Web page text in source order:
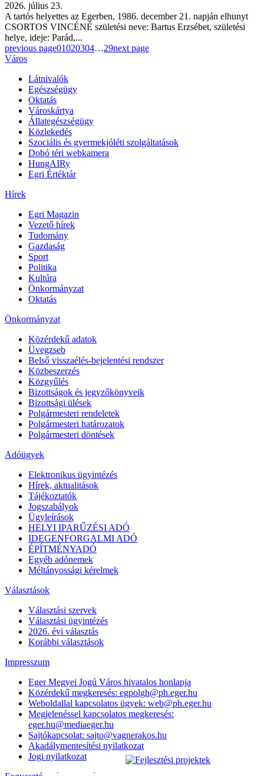
2026. július 23.
A tartós helyettes az Egerben, 1986. december 21. napján elhunyt
CSORTOS VINCÉNÉ születési neve: Bartus Erzsébet, születési
helye, ideje: Parád,...
previous page01020304…29next page
Város
Látnivalók
Egészségügy
Oktatás
Városkártya
Állategészségügy
Közlekedés
Szociális és gyermekjóléti szolgáltatások
Dobó téri webkamera
HungAIRy
Egri Értéktár
Hírek
Egri Magazin
Vezető hírek
Tudomány
Gazdaság
Sport
Politika
Kultúra
Önkormányzat
Oktatás
Önkormányzat
Közérdekű adatok
Üvegzseb
Belső visszaélés-bejelentési rendszer
Közbeszerzés
Közgyűlés
Bizottságok és jegyzőkönyveik
Bizottsági ülések
Polgármesteri rendeletek
Polgármesteri határozatok
Polgármesteri döntések
Adóügyek
Elektronikus ügyintézés
Hírek, aktualitások
Tájékoztatók
Jogszabályok
Ügyleírások
HELYI IPARŰZÉSI ADÓ
IDEGENFORGALMI ADÓ
ÉPÍTMÉNYADÓ
Egyéb adónemek
Méltányossági kérelmek
Választások
Választási szervek
Választási ügyintézés
2026. évi választás
Korábbi választások
Impresszum
Eger Megyei Jogú Város hivatalos honlapja
Közérdekű megkeresés: egpolgh@ph.eger.hu
Weboldallal kapcsolatos ügyek: web@ph.eger.hu
Megjelenéssel kapcsolatos megkeresés:
eger.hu@mediaeger.hu
Sajtókapcsolat: sajto@vagnerakos.hu
Akadálymentesítési nyilatkozat
Jogi nyilatkozat